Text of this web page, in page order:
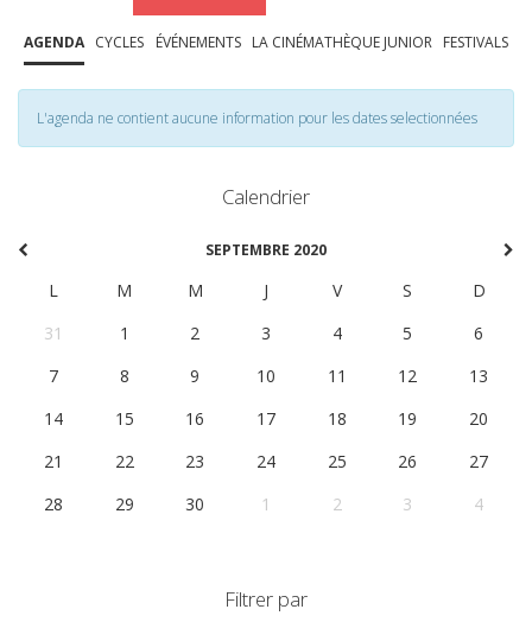
AGENDA CYCLES ÉVÉNEMENTS LA CINÉMATHÈQUE JUNIOR FESTIVALS
L'agenda ne contient aucune information pour les dates selectionnées
Calendrier
SEPTEMBRE 2020
L M M J V S
D
31
1 2 3 4 5
6
7
8 9 10 11 12
13
14
15 16 17 18 19
20
21
22 23 24 25 26
27
28
29 30 1 2 3 4
Filtrer par